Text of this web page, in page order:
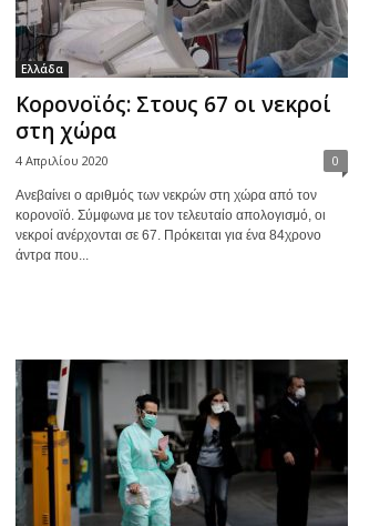
Ελλάδα
Κορονοϊός: Στους 67 οι νεκροί
στη χώρα
4 Απριλίου 2020 0
Ανεβαίνει ο αριθμός των νεκρών στη χώρα από τον
κορονοϊό. Σύμφωνα με τον τελευταίο απολογισμό, οι
νεκροί ανέρχονται σε 67. Πρόκειται για ένα 84χρονο
άντρα που...